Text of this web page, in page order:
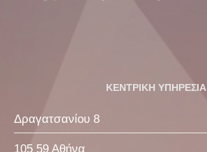
ΚΕΝΤΡΙΚΗ ΥΠΗΡΕΣΙΑ
Δραγατσανίου 8
105 59 Αθήνα